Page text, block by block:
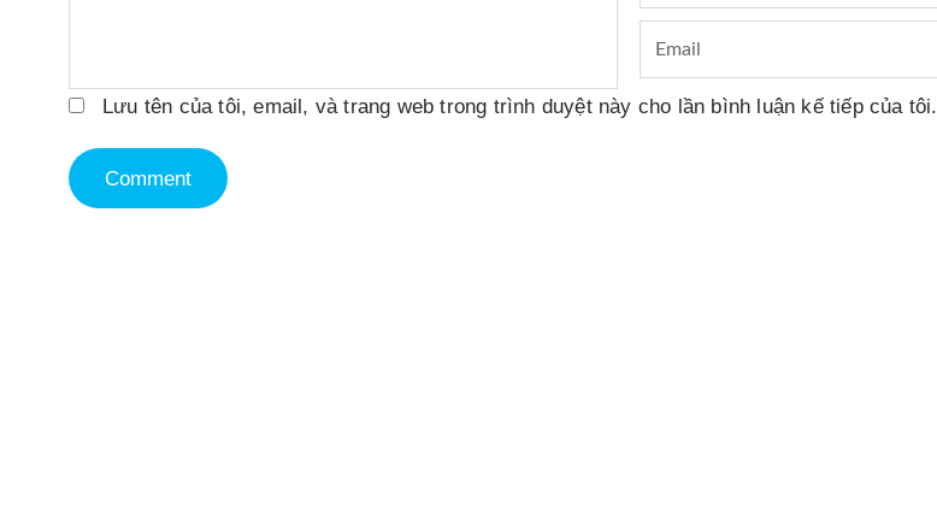
Lưu tên của tôi, email, và trang web trong trình duyệt này cho lần bình luận kế tiếp của tôi.